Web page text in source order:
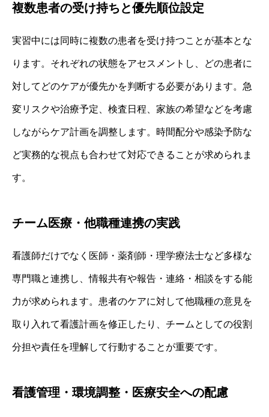
複数患者の受け持ちと優先順位設定
実習中には同時に複数の患者を受け持つことが基本とな
ります。それぞれの状態をアセスメントし、どの患者に
対してどのケアが優先かを判断する必要があります。急
変リスクや治療予定、検査日程、家族の希望などを考慮
しながらケア計画を調整します。時間配分や感染予防な
ど実務的な視点も合わせて対応できることが求められま
す。
チーム医療・他職種連携の実践
看護師だけでなく医師・薬剤師・理学療法士など多様な
専門職と連携し、情報共有や報告・連絡・相談をする能
力が求められます。患者のケアに対して他職種の意見を
取り入れて看護計画を修正したり、チームとしての役割
分担や責任を理解して行動することが重要です。
看護管理・環境調整・医療安全への配慮